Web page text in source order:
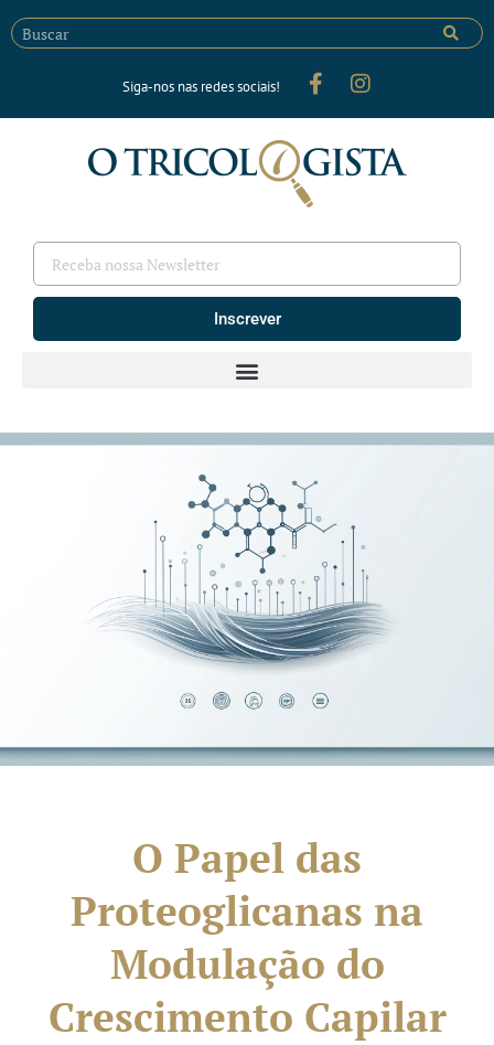
Siga-nos nas redes sociais!
Inscrever
O Papel das
Proteoglicanas na
Modulação do
Crescimento Capilar